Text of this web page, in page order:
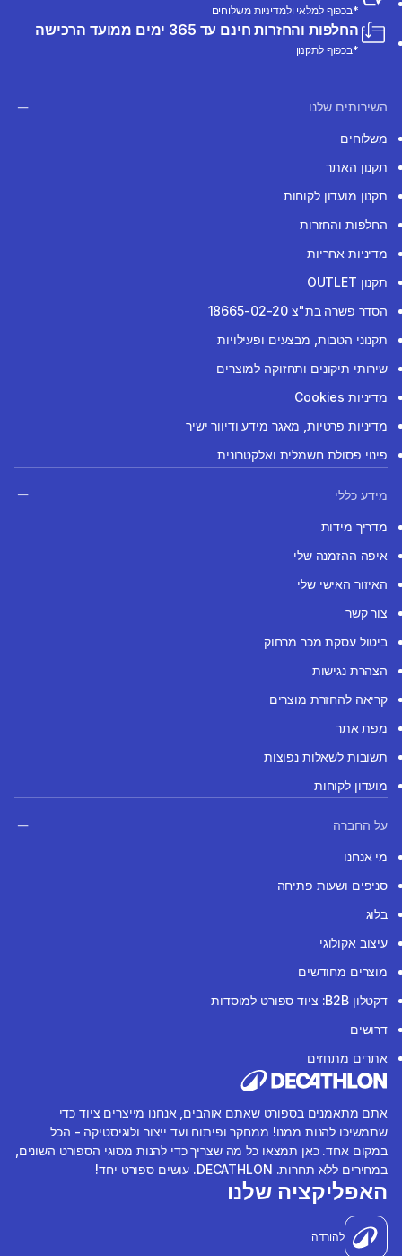
*בכפוף למלאי ולמדיניות משלוחים
החלפות והחזרות חינם עד 365 ימים ממועד הרכישה
*בכפוף לתקנון
השירותים שלנו
משלוחים
תקנון האתר
תקנון מועדון לקוחות
החלפות והחזרות
מדיניות אחריות
תקנון OUTLET
הסדר פשרה בת"צ 18665-02-20
תקנוני הטבות, מבצעים ופעילויות
שירותי תיקונים ותחזוקה למוצרים
מדיניות Cookies
מדיניות פרטיות, מאגר מידע ודיוור ישיר
פינוי פסולת חשמלית ואלקטרונית
מידע כללי
מדריך מידות
איפה ההזמנה שלי
האיזור האישי שלי
צור קשר
ביטול עסקת מכר מרחוק
הצהרת נגישות
קריאה להחזרת מוצרים
מפת אתר
תשובות לשאלות נפוצות
מועדון לקוחות
על החברה
מי אנחנו
סניפים ושעות פתיחה
בלוג
עיצוב אקולוגי
מוצרים מחודשים
דקטלון B2B: ציוד ספורט למוסדות
דרושים
אתרים מתחזים
אתם מתאמנים בספורט שאתם אוהבים, אנחנו מייצרים ציוד כדי
שתמשיכו להנות ממנו! ממחקר ופיתוח ועד ייצור ולוגיסטיקה - הכל
במקום אחד. כאן תמצאו כל מה שצריך כדי להנות מסוגי הספורט השונים,
במחירים ללא תחרות. DECATHLON. עושים ספורט יחד!
האפליקציה שלנו
להורדה